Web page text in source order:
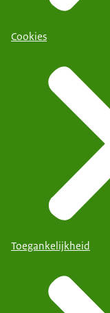
Cookies
Toegankelijkheid